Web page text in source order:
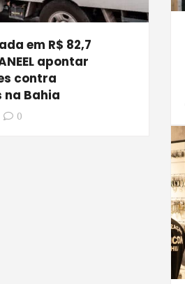
em R$ 82,7
apontar
contra
na Bahia
0